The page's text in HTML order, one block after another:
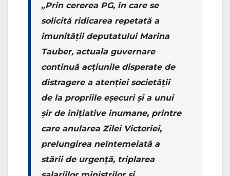
„Prin cererea PG, în care se
solicită ridicarea repetată a
imunității deputatului Marina
Tauber, actuala guvernare
continuă acțiunile disperate de
distragere a atenției societății
de la propriile eșecuri și a unui
șir de inițiative inumane, printre
care anularea Zilei Victoriei,
prelungirea neîntemeiată a
stării de urgență, triplarea